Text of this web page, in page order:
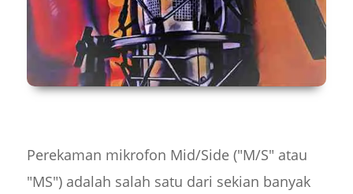
Perekaman mikrofon Mid/Side ("M/S" atau
"MS") adalah salah satu dari sekian banyak